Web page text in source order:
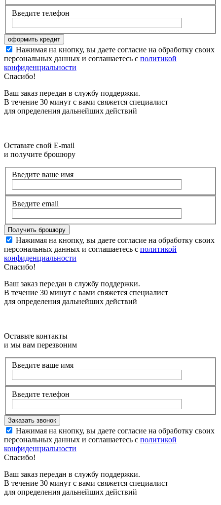
Введите телефон
Нажимая на кнопку, вы даете согласие на обработку своих
персональных данных и соглашаетесь с политикой
конфиденциальности
Спасибо!
Ваш заказ передан в службу поддержки.
В течение 30 минут с вами свяжется специалист
для определения дальнейших действий
Оставьте свой E-mail
и получите брошюру
Введите ваше имя
Введите email
Нажимая на кнопку, вы даете согласие на обработку своих
персональных данных и соглашаетесь с политикой
конфиденциальности
Спасибо!
Ваш заказ передан в службу поддержки.
В течение 30 минут с вами свяжется специалист
для определения дальнейших действий
Оставьте контакты
и мы вам перезвоним
Введите ваше имя
Введите телефон
Нажимая на кнопку, вы даете согласие на обработку своих
персональных данных и соглашаетесь с политикой
конфиденциальности
Спасибо!
Ваш заказ передан в службу поддержки.
В течение 30 минут с вами свяжется специалист
для определения дальнейших действий